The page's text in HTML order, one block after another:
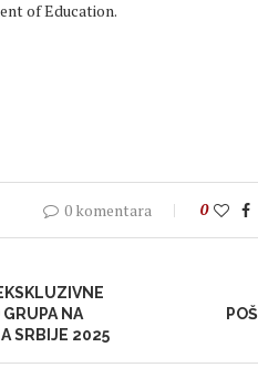
of Education.
0 komentara 0
NA
SRBIJE 2025